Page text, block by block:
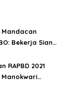
Mandacan
Bekerja Siang
RAPBD 2021